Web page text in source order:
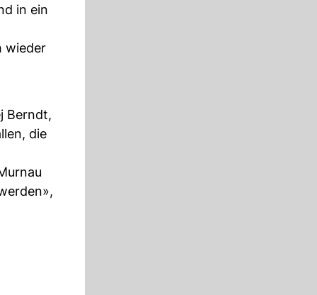
in ein
wieder
Berndt,
die